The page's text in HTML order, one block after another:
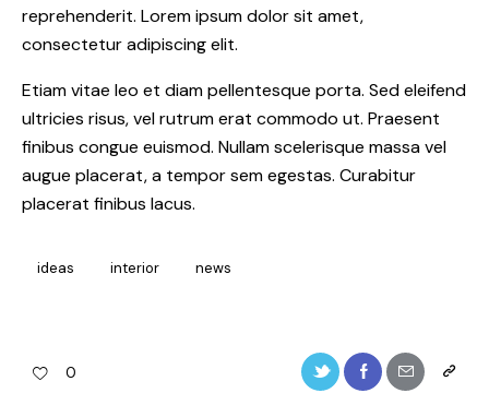
reprehenderit. Lorem ipsum dolor sit amet,
consectetur adipiscing elit.
Etiam vitae leo et diam pellentesque porta. Sed eleifend
ultricies risus, vel rutrum erat commodo ut. Praesent
finibus congue euismod. Nullam scelerisque massa vel
augue placerat, a tempor sem egestas. Curabitur
placerat finibus lacus.
ideas interior news
0